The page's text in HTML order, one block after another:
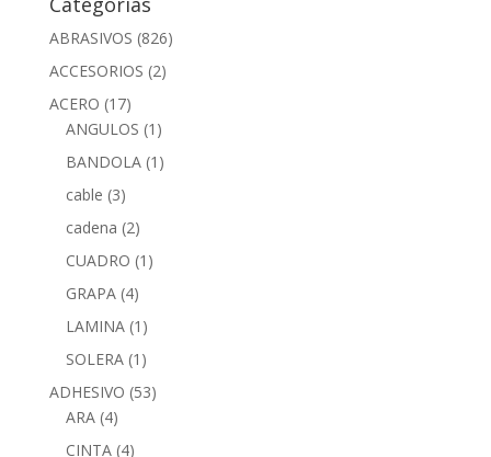
ABRASIVOS (826)
ACCESORIOS (2)
ACERO (17)
ANGULOS (1)
BANDOLA (1)
cable (3)
cadena (2)
CUADRO (1)
GRAPA (4)
LAMINA (1)
SOLERA (1)
ADHESIVO (53)
ARA (4)
CINTA (4)